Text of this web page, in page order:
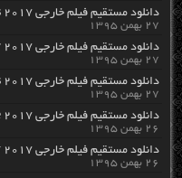
دانلود مستقیم فیلم خارجی Cross Wars 2017 از سرور سایت
۲۷ بهمن ۱۳۹۵
دانلود مستقیم فیلم خارجی Fifty Shades Darker 2017 از سرور سایت
۲۷ بهمن ۱۳۹۵
دانلود مستقیم فیلم خارجی From Straight As 2017 از سرور سایت
۲۷ بهمن ۱۳۹۵
دانلود مستقیم فیلم خارجی Zeroville 2017 از سرور سایت
۲۶ بهمن ۱۳۹۵
دانلود مستقیم فیلم خارجی The Mummy 2017 از سرور سایت
۲۶ بهمن ۱۳۹۵